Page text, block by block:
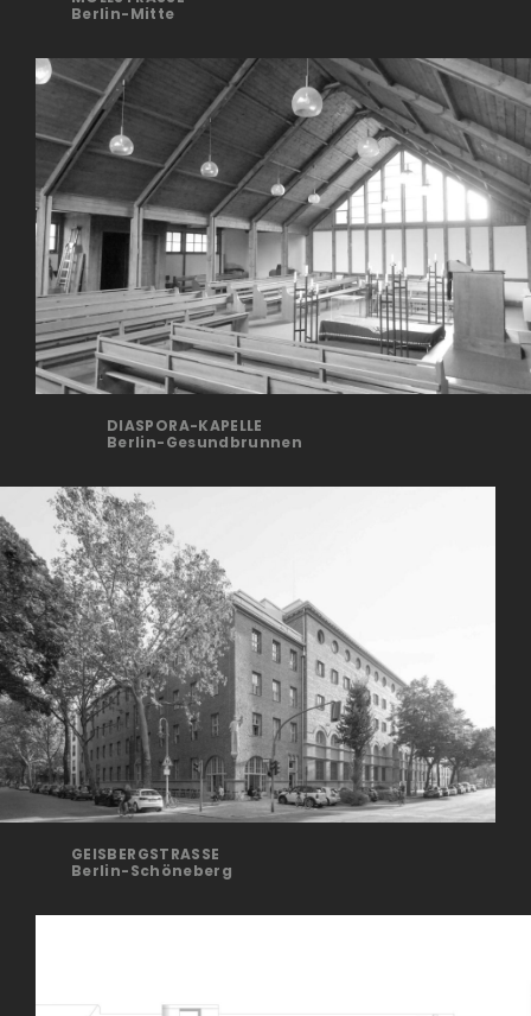
Berlin-Mitte
DIASPORA-KAPELLE
Berlin-Gesundbrunnen
GEISBERGSTRASSE
Berlin-Schöneberg